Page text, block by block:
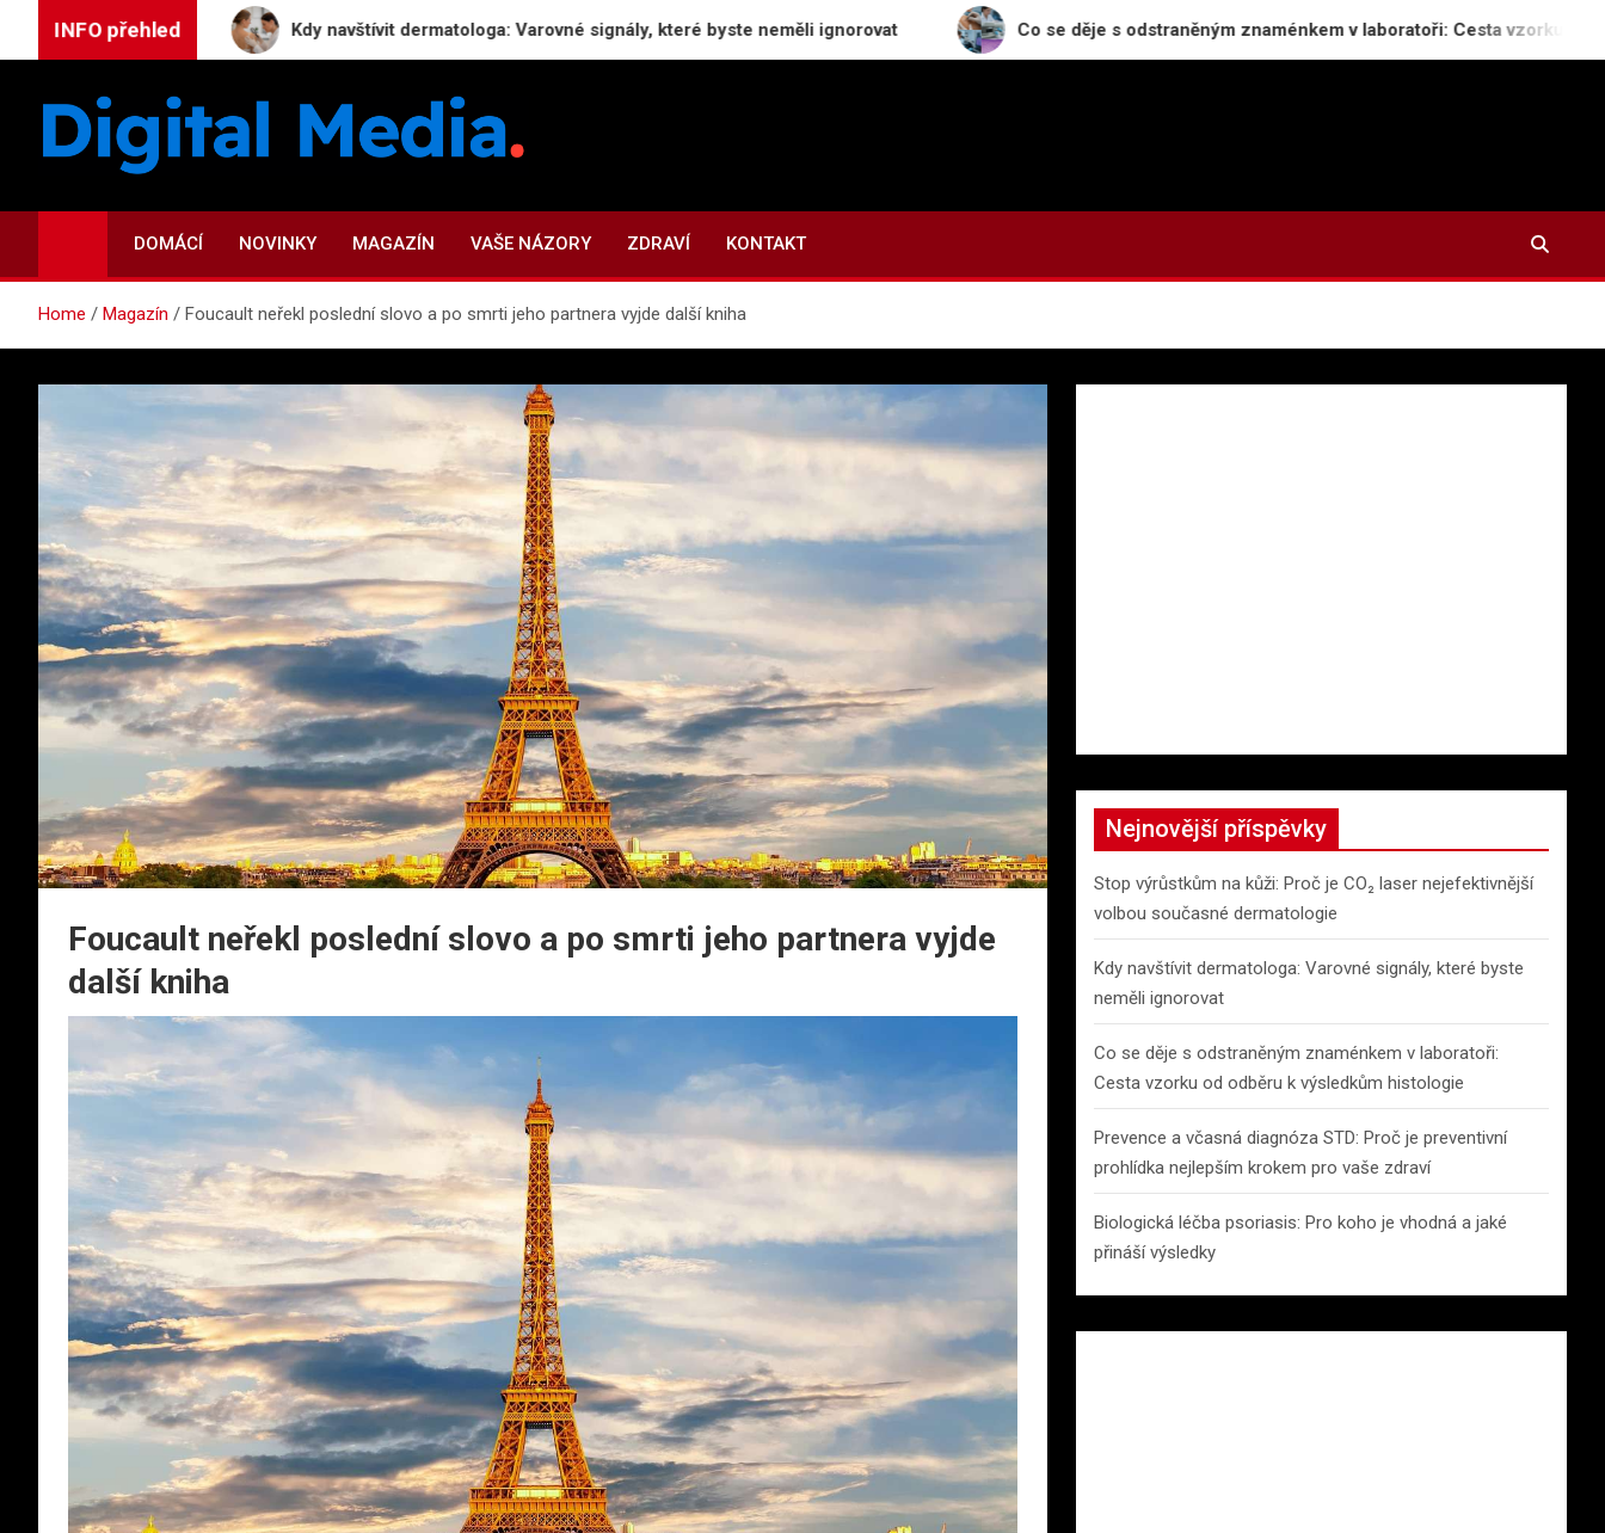
INFO přehledKdy navštívit dermatologa: Varovné signály, které byste neměli ignorovat Co se děje s odstraněným znaménkem v laboratoři: Cesta vzorku od odběru k
Digital-Media.cz
DOMÁCÍ NOVINKY MAGAZÍN VAŠE NÁZORY ZDRAVÍ KONTAKT
Home Magazín Foucault neřekl poslední slovo a po smrti jeho partnera vyjde další kniha
Foucault neřekl poslední slovo a po smrti jeho partnera vyjde
další kniha
Nejnovější příspěvky
Stop výrůstkům na kůži: Proč je CO₂ laser nejefektivnější
volbou současné dermatologie
Kdy navštívit dermatologa: Varovné signály, které byste
neměli ignorovat
Co se děje s odstraněným znaménkem v laboratoři:
Cesta vzorku od odběru k výsledkům histologie
Prevence a včasná diagnóza STD: Proč je preventivní
prohlídka nejlepším krokem pro vaše zdraví
Biologická léčba psoriasis: Pro koho je vhodná a jaké
přináší výsledky